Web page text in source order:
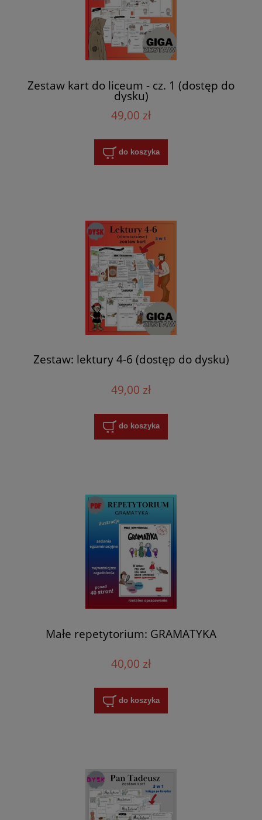
Zestaw kart do liceum - cz. 1 (dostęp do
dysku)
49,00 zł
do koszyka
Zestaw: lektury 4-6 (dostęp do dysku)
49,00 zł
do koszyka
Małe repetytorium: GRAMATYKA
40,00 zł
do koszyka